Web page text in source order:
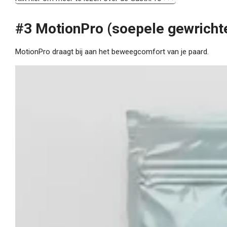
#3 MotionPro (soepele
MotionPro draagt bij aan het beweegcomfort van je paard.